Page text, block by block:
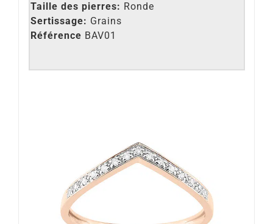
Taille des pierres: Ronde
Sertissage: Grains
Référence BAV01